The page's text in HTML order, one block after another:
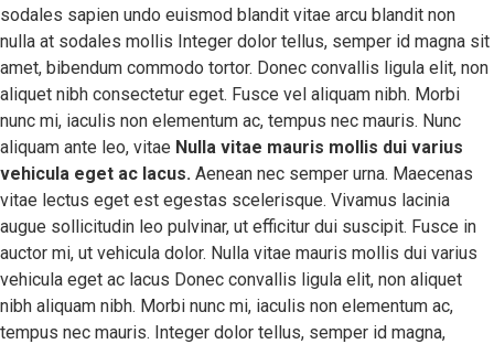
sodales sapien undo euismod blandit vitae arcu blandit non
nulla at sodales mollis Integer dolor tellus, semper id magna sit
amet, bibendum commodo tortor. Donec convallis ligula elit, non
aliquet nibh consectetur eget. Fusce vel aliquam nibh. Morbi
nunc mi, iaculis non elementum ac, tempus nec mauris. Nunc
aliquam ante leo, vitae Nulla vitae mauris mollis dui varius
vehicula eget ac lacus. Aenean nec semper urna. Maecenas
vitae lectus eget est egestas scelerisque. Vivamus lacinia
augue sollicitudin leo pulvinar, ut efficitur dui suscipit. Fusce in
auctor mi, ut vehicula dolor. Nulla vitae mauris mollis dui varius
vehicula eget ac lacus Donec convallis ligula elit, non aliquet
nibh aliquam nibh. Morbi nunc mi, iaculis non elementum ac,
tempus nec mauris. Integer dolor tellus, semper id magna,